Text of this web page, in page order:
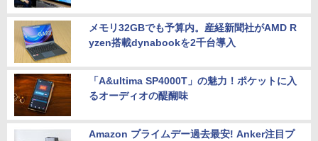
メモリ32GBでも予算内。産経新聞社がAMD R
yzen搭載dynabookを2千台導入
「A&ultima SP4000T」の魅力！ポケットに入
るオーディオの醍醐味
Amazon プライムデー過去最安! Anker注目プ